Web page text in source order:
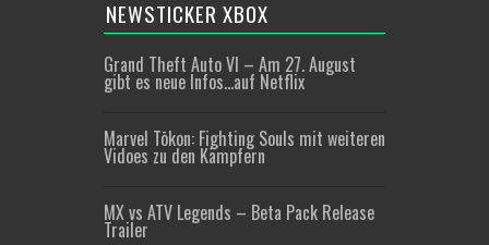
NEWSTICKER XBOX
Grand Theft Auto VI – Am 27. August
gibt es neue Infos…auf Netflix
Marvel Tōkon: Fighting Souls mit weiteren
Vidoes zu den Kämpfern
MX vs ATV Legends – Beta Pack Release
Trailer